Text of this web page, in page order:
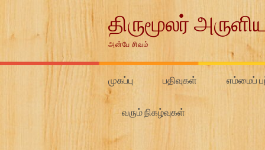
திருமூலர்
அன்பே சிவம்
முகப்பு பதிவுகள் எம்மைப்
வரும் நிகழ்வுகள்